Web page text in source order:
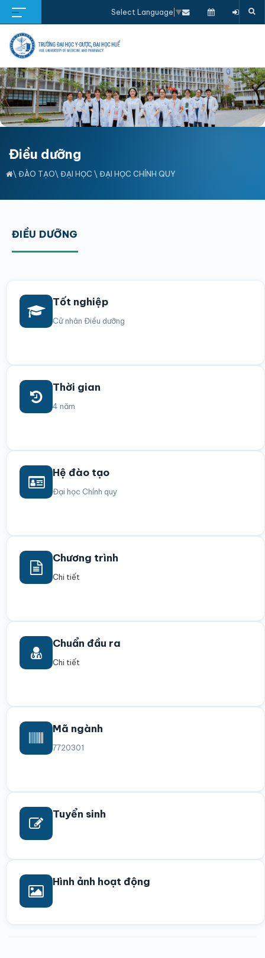
Select Language ▼
Điều dưỡng
\ ĐÀO TẠO\ ĐẠI HỌC \ ĐẠI HỌC CHÍNH QUY
ĐIỀU DƯỠNG
Tốt nghiệp
Cử nhân Điều dưỡng
Thời gian
4 năm
Hệ đào tạo
Đại học Chính quy
Chương trình
Chi tiết
Chuẩn đầu ra
Chi tiết
Mã ngành
7720301
Tuyển sinh
Hình ảnh hoạt động